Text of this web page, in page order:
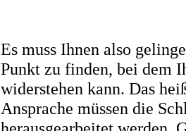
Es muss Ihnen also
Punkt zu finden, bei dem
widerstehen kann. Das
Ansprache müssen die